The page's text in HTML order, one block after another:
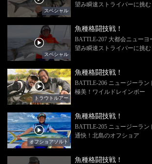
スペシャル
望み瞬速ストライパーに挑む
スペシャル
魚種格闘技戦！
BATTLE-207 大都会ニュー
望み瞬速ストライパーに挑む
トラウトルアー
魚種格闘技戦！
BATTLE-206 ニュージーラン
極美！ワイルドレインボー
オフショアソルト
魚種格闘技戦！
BATTLE-205 ニュージーラン
通快！北島のオフショア
魚種格闘技戦！